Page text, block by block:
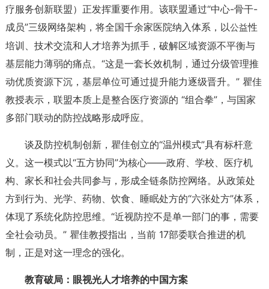
疗服务创新联盟）正发挥重要作用。该联盟通过“中心-骨干-
成员”三级网络架构，将全国千余家医院纳入体系，以公益性
培训、技术交流和人才培养为抓手，破解区域资源不平衡与
基层能力薄弱的痛点。“这是一套长效机制，通过分级管理推
动优质资源下沉，基层单位可通过提升能力逐级晋升。” 瞿佳
教授表示，联盟本质上是整合医疗资源的 “组合拳”，与国家
多部门联动的防控战略形成呼应。
谈及防控机制创新，瞿佳创立的“温州模式”具有标杆意
义。这一模式以“五方协同”为核心——政府、学校、医疗机
构、家长和社会共同参与，形成全链条防控网络。从政策处
方到行为、光学、药物、饮食、睡眠处方的“六张处方”体系，
体现了系统化防控思维。“近视防控不是单一部门的事，需要
全社会动员。” 瞿佳教授指出，当前 17部委联合推进的机
制，正是对这一理念的强化。
教育破局：眼视光人才培养的中国方案